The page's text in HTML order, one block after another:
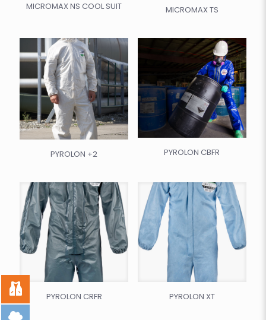
MICROMAX NS COOL SUIT MICROMAX TS
PYROLON +2 PYROLON CBFR
PYROLON CRFR PYROLON XT